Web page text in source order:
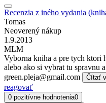
Recenzia z iného vydania
Tomas
Neoverený nákup
1.9.2013
MLM
Vyborna kniha a pre tych
alebo ako si vybrat tu spravnu
green.pleja@gmail.com
Čítať
reagovať
0 pozitívne hodnotenia0